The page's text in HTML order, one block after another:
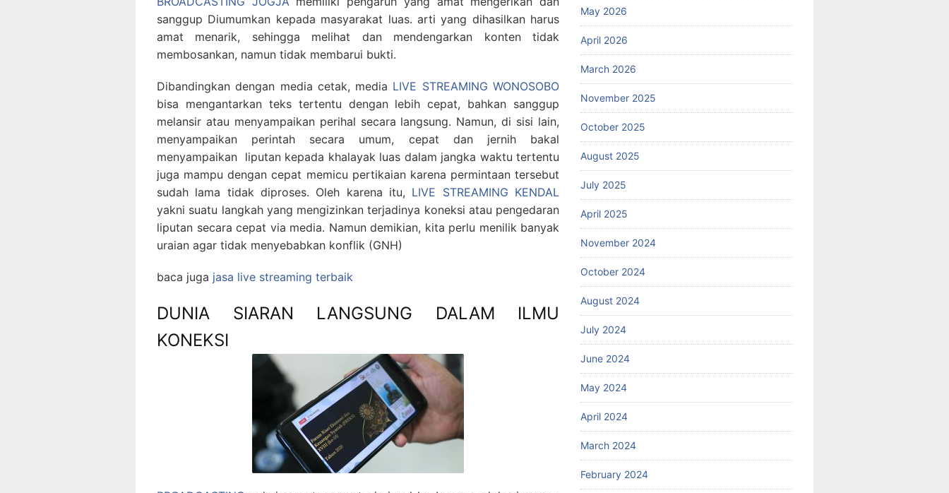
sanggup Diumumkan kepada masyarakat luas. arti yang dihasilkan harus
amat menarik, sehingga melihat dan mendengarkan konten tidak
membosankan, namun tidak membarui bukti.
Dibandingkan dengan media cetak, media LIVE STREAMING WONOSOBO
bisa mengantarkan teks tertentu dengan lebih cepat, bahkan sanggup
melansir atau menyampaikan perihal secara langsung. Namun, di sisi lain,
menyampaikan perintah secara umum, cepat dan jernih bakal
menyampaikan liputan kepada khalayak luas dalam jangka waktu tertentu
juga mampu dengan cepat memicu pertikaian karena permintaan tersebut
sudah lama tidak diproses. Oleh karena itu, LIVE STREAMING KENDAL
yakni suatu langkah yang mengizinkan terjadinya koneksi atau pengedaran
liputan secara cepat via media. Namun demikian, kita perlu menilik banyak
uraian agar tidak menyebabkan konflik (GNH)
baca juga jasa live streaming terbaik
DUNIA SIARAN LANGSUNG DALAM ILMU
KONEKSI
May 2026
April 2026
March 2026
November 2025
October 2025
August 2025
July 2025
April 2025
November 2024
October 2024
August 2024
July 2024
June 2024
May 2024
April 2024
March 2024
February 2024